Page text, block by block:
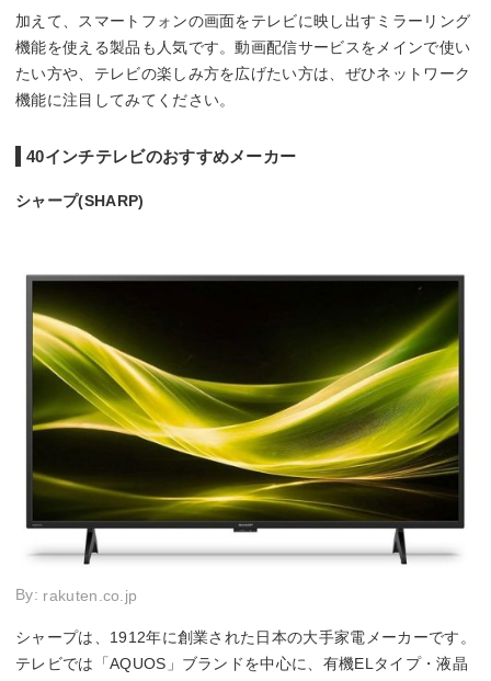
加えて、スマートフォンの画面をテレビに映し出すミラーリング
機能を使える製品も人気です。動画配信サービスをメインで使い
たい方や、テレビの楽しみ方を広げたい方は、ぜひネットワーク
機能に注目してみてください。
40インチテレビのおすすめメーカー
シャープ(SHARP)
By: rakuten.co.jp
シャープは、1912年に創業された日本の大手家電メーカーです。
テレビでは「AQUOS」ブランドを中心に、有機ELタイプ・液晶